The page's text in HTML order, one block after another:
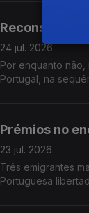
Reconstrução
24 jul. 2026
Por enquanto
Portugal, na
Prémios no
23 jul. 2026
Três emigrantes
Portuguesa